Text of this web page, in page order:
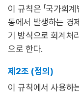
이 규칙은 「국가회
동에서 발생하는 경
기 방식으로 회계처
으로 한다.
제2조 (정의)
이 규칙에서 사용하